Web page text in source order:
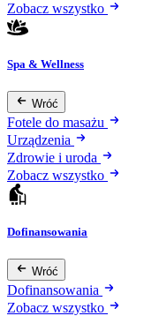
Zobacz wszystko
Spa & Wellness
Wróć
Fotele do masażu
Urządzenia
Zdrowie i uroda
Zobacz wszystko
Dofinansowania
Wróć
Dofinansowania
Zobacz wszystko